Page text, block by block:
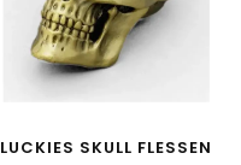
LUCKIES SKULL FLESSEN